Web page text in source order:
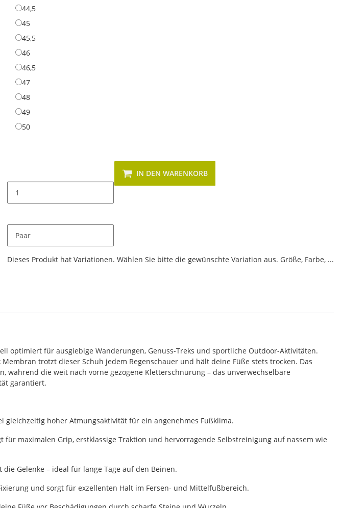
44,544,5
4545
45,545,5
4646
46,546,5
4747
4848
4949
5050
Paar
IN DEN WARENKORB
x
Dieses Produkt hat Variationen. Wählen Sie bitte die gewünschte Variation aus. Größe, Farbe, ...
optimiert für ausgiebige Wanderungen, Genuss-Treks und sportliche Outdoor-Aktivitäten.
Membran trotzt dieser Schuh jedem Regenschauer und hält deine Füße stets trocken. Das
während die weit nach vorne gezogene Kletterschnürung – das unverwechselbare
garantiert.
gleichzeitig hoher Atmungsaktivität für ein angenehmes Fußklima.
maximalen Grip, erstklassige Traktion und hervorragende Selbstreinigung auf nassem wie
Gelenke – ideal für lange Tage auf den Beinen.
und sorgt für exzellenten Halt im Fersen- und Mittelfußbereich.